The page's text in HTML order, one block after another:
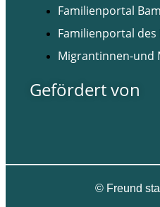
Familienportal
Familienportal des
Migrantinnen-und
Gefördert von
©Freund